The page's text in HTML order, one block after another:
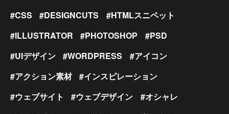
CSS DESIGNCUTS
HTMLスニペット
ILLUSTRATOR
PHOTOSHOP
PSD
UIデザイン
WORDPRESS
アイコン
アクション素材
インスピレーション
ウェブサイト
ウェブデザイン
オシャレ